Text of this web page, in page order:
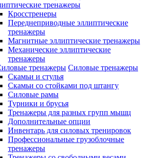
тренажеры
Кросстренеры
Переднеприводные эллиптические
тренажеры
Магнитные эллиптические тренажеры
Механические эллиптические
тренажеры
Силовые тренажеры
Скамьи и стулья
Скамьи со стойками под штангу
Силовые рамы
Турники и брусья
Тренажеры для разных групп мышц
Дополнительные опции
Инвентарь для силовых тренировок
Профессиональные грузоблочные
тренажеры